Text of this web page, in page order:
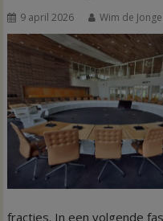
9 april 2026 Wim de Jonge
fracties. In een volgende